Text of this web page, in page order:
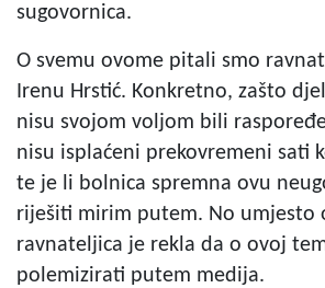
sugovornica.
O svemu ovome pitali smo
Irenu Hrstić. Konkretno, zašto
nisu svojom voljom bili
nisu isplaćeni prekovremeni sati
te je li bolnica spremna ovu
riješiti mirim putem. No umjesto
ravnateljica je rekla da o ovoj
polemizirati putem medija.